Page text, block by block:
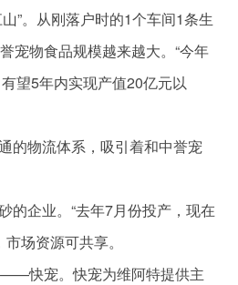
”。从刚落户时的1个车间1条生
宠物食品规模越来越大。“今年
望5年内实现产值20亿元以
的物流体系，吸引着和中誉宠
的企业。“去年7月份投产，现在
场资源可共享。
——快宠。快宠为维阿特提供主